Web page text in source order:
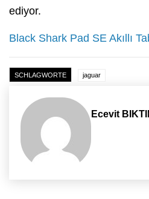
ediyor.
Black Shark Pad SE Akıllı
SCHLAGWORTE jaguar
Ecevit